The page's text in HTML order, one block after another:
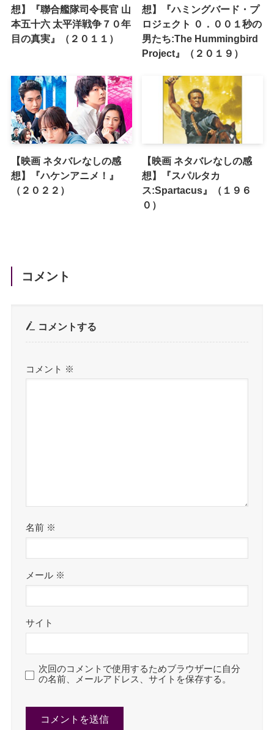
想】『聯合艦隊司令長官 山
本五十六 太平洋戦争７０年
目の真実』（２０１１）
想】『ハミングバード・プ
ロジェクト ０．００１秒の
男たち:The Hummingbird
Project』（２０１９）
【映画 ネタバレなしの感
想】『ハケンアニメ！』
（２０２２）
【映画 ネタバレなしの感
想】『スパルタカ
ス:Spartacus』（１９６
０）
コメント
コメントする
コメント ※
名前 ※
メール ※
サイト
次回のコメントで使用するためブラウザーに自分
の名前、メールアドレス、サイトを保存する。